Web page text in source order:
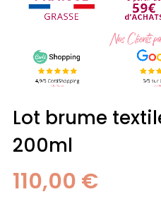
Lot brume
200ml
110,00 €